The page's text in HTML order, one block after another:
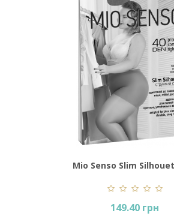
Mio Senso Slim
Den XXL
149.40 грн